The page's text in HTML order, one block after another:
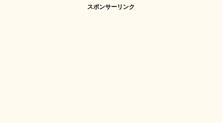
スポンサーリンク